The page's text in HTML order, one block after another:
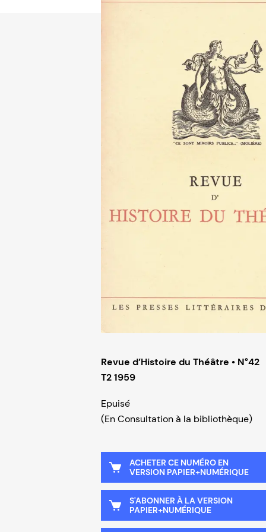
Revue d’Histoire du Théâtre • N°42
T2 1959
Epuisé
(En Consultation à la bibliothèque)
ACHETER CE NUMÉRO EN
VERSION PAPIER+NUMÉRIQUE
S'ABONNER À LA VERSION
PAPIER+NUMÉRIQUE